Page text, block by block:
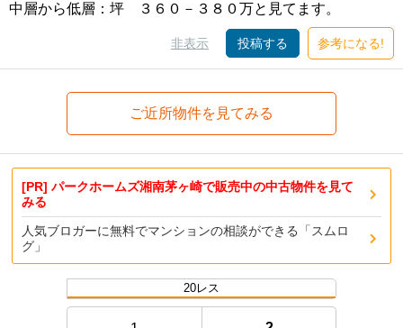
中層から低層：坪 ３６０－３８０万と見てます。
非表示 投稿する 参考になる!
ご近所物件を見てみる
[PR] パークホームズ湘南茅ヶ崎で販売中の中古物件を見て
みる
人気ブロガーに無料でマンションの相談ができる「スムロ
グ」
20レス